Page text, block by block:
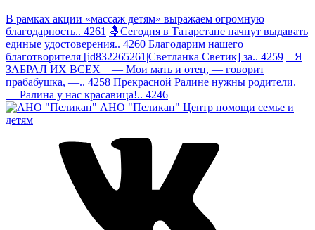
В рамках акции «массаж детям» выражаем огромную
благодарность.. 4261 🤱Сегодня в Татарстане начнут выдавать
единые удостоверения.. 4260 Благодарим нашего
благотворителя [id832265261|Светланка Светик] за.. 4259
Я
ЗАБРАЛ ИХ ВСЕХ — Мои мать и отец, — говорит
прабабушка, —.. 4258 Прекрасной Ралине нужны родители.
— Ралина у нас красавица!.. 4246
АНО "Пеликан" Центр помощи семье и
детям